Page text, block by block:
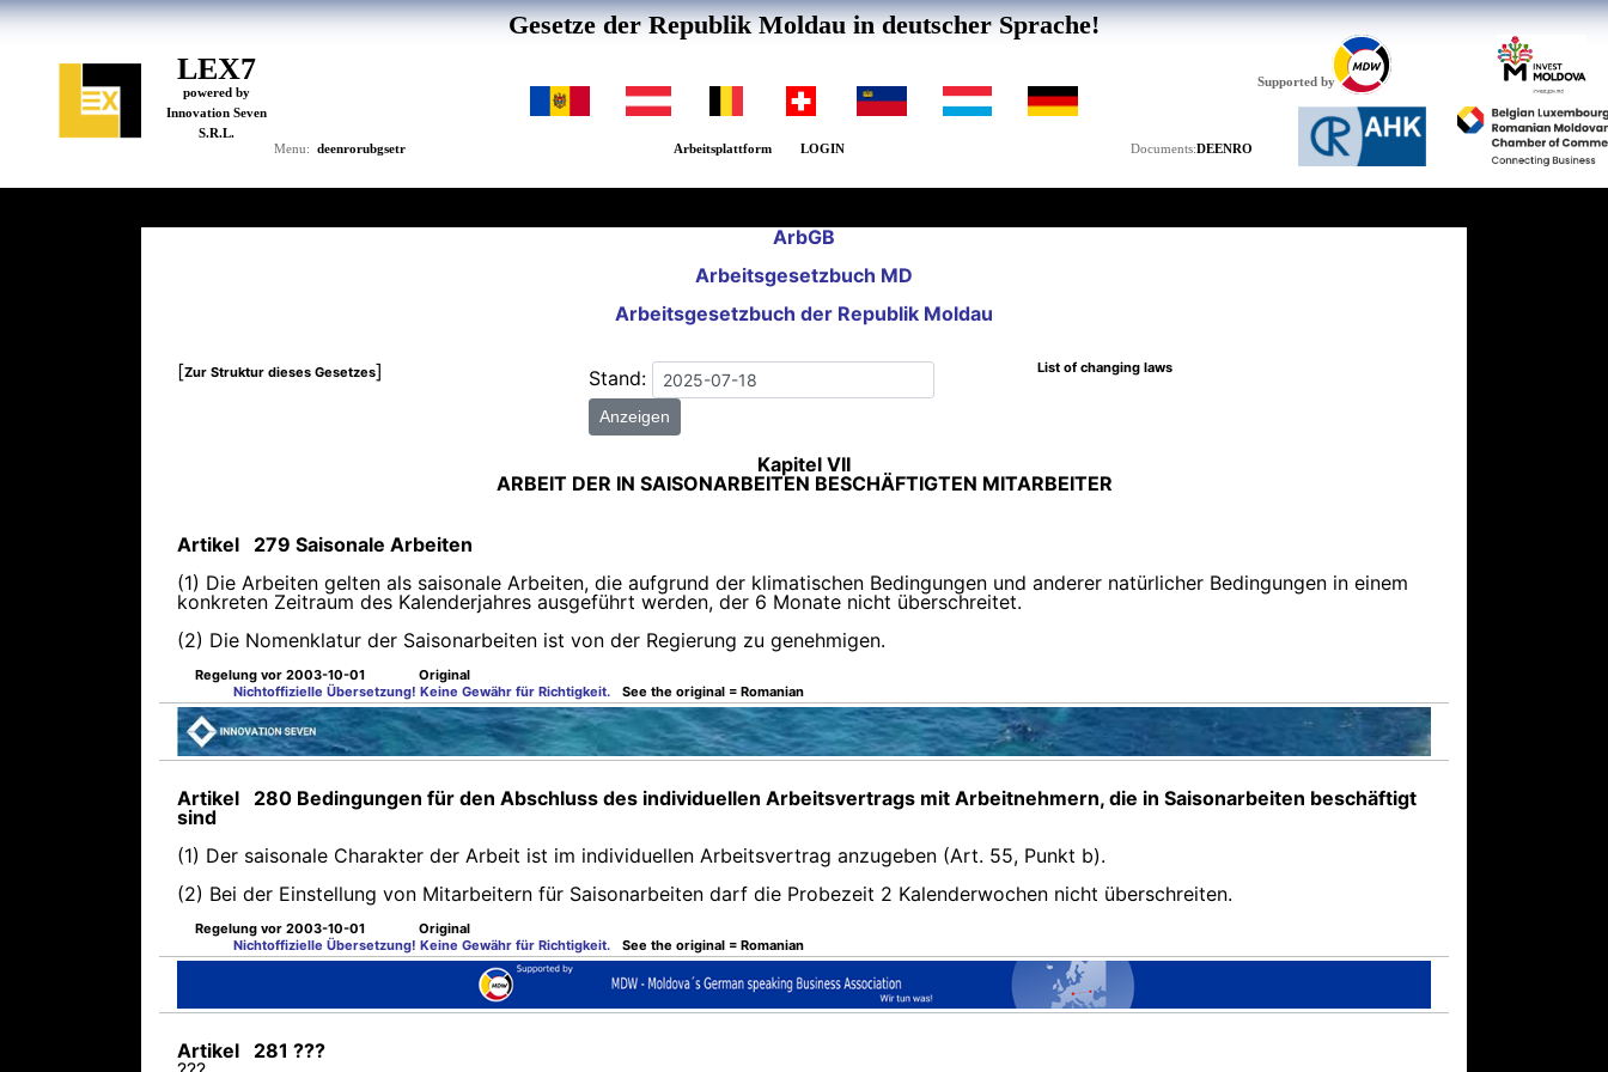
Gesetze der Republik Moldau in deutscher Sprache!
LEX7
powered by
Innovation Seven
S.R.L.
Supported by
Documents:DEENRO
Arbeitsplattform LOGIN
Menu: deenrorubgsetr
ArbGB
Arbeitsgesetzbuch MD
Arbeitsgesetzbuch der Republik Moldau
[Zur Struktur dieses Gesetzes] Stand:
Anzeigen
List of changing laws
Kapitel VII
ARBEIT DER IN SAISONARBEITEN BESCHÄFTIGTEN MITARBEITER
Artikel 279 Saisonale Arbeiten
(1) Die Arbeiten gelten als saisonale Arbeiten, die aufgrund der klimatischen Bedingungen und anderer natürlicher Bedingungen in einem
konkreten Zeitraum des Kalenderjahres ausgeführt werden, der 6 Monate nicht überschreitet.
(2) Die Nomenklatur der Saisonarbeiten ist von der Regierung zu genehmigen.
Regelung vor 2003-10-01
Original
Nichtoffizielle Übersetzung! Keine Gewähr für Richtigkeit.
See the original = Romanian
Artikel 280 Bedingungen für den Abschluss des individuellen Arbeitsvertrags mit Arbeitnehmern, die in Saisonarbeiten beschäftigt
sind
(1) Der saisonale Charakter der Arbeit ist im individuellen Arbeitsvertrag anzugeben (Art. 55, Punkt b).
(2) Bei der Einstellung von Mitarbeitern für Saisonarbeiten darf die Probezeit 2 Kalenderwochen nicht überschreiten.
Regelung vor 2003-10-01
Original
Nichtoffizielle Übersetzung! Keine Gewähr für Richtigkeit.
See the original = Romanian
Artikel 281 ???